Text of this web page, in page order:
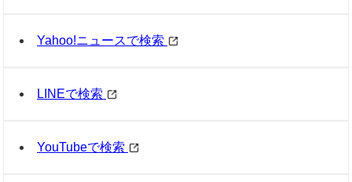
Yahoo!ニュースで検索
LINEで検索
YouTubeで検索